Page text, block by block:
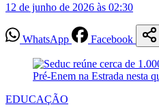
12 de junho de 2026 às 02:30
WhatsApp Facebook
EDUCAÇÃO